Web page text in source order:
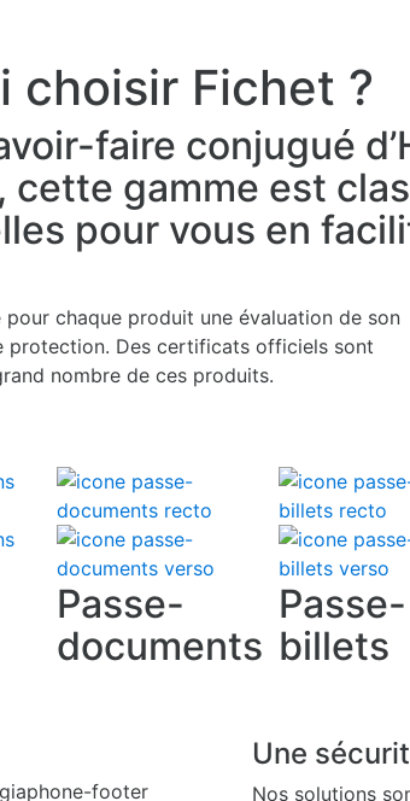
choisir Fichet ?
faire conjugué
cette gamme est
pour vous en
pour chaque produit une évaluation de son
protection. Des certificats officiels sont
nombre de ces produits.
Passe-
documents
Passe-
billets
Une
Nos solutions